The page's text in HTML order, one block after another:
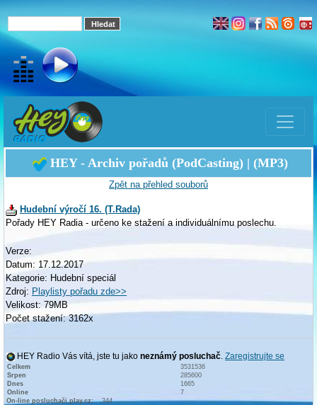
HEY - Archiv pořadů (PodCasting) | (MP3)
Zpět na přehled souborů
Hudební výročí 16. (T.Rada)
Pořady HEY Radia - určeno ke stažení a individuálnímu poslechu.
Verze:
Datum: 17.12.2017
Kategorie: Hudební speciál
Zdroj: Playlisty pořadu zde>>
Velikost: 79MB
Počet stažení: 3162x
HEY Radio Vás vítá, jste tu jako neznámý posluchač. Zaregistrujte se
Celkem
3531536
Srpen
285600
Dnes
1665
Online
7
On-line posluchači play.cz:
344